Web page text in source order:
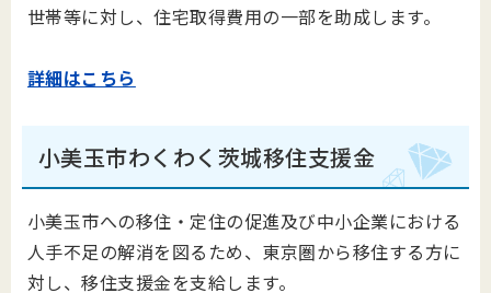
世帯等に対し、住宅取得費用の一部を助成します。
詳細はこちら
小美玉市わくわく茨城移住支援金
小美玉市への移住・定住の促進及び中小企業における
人手不足の解消を図るため、東京圏から移住する方に
対し、移住支援金を支給します。